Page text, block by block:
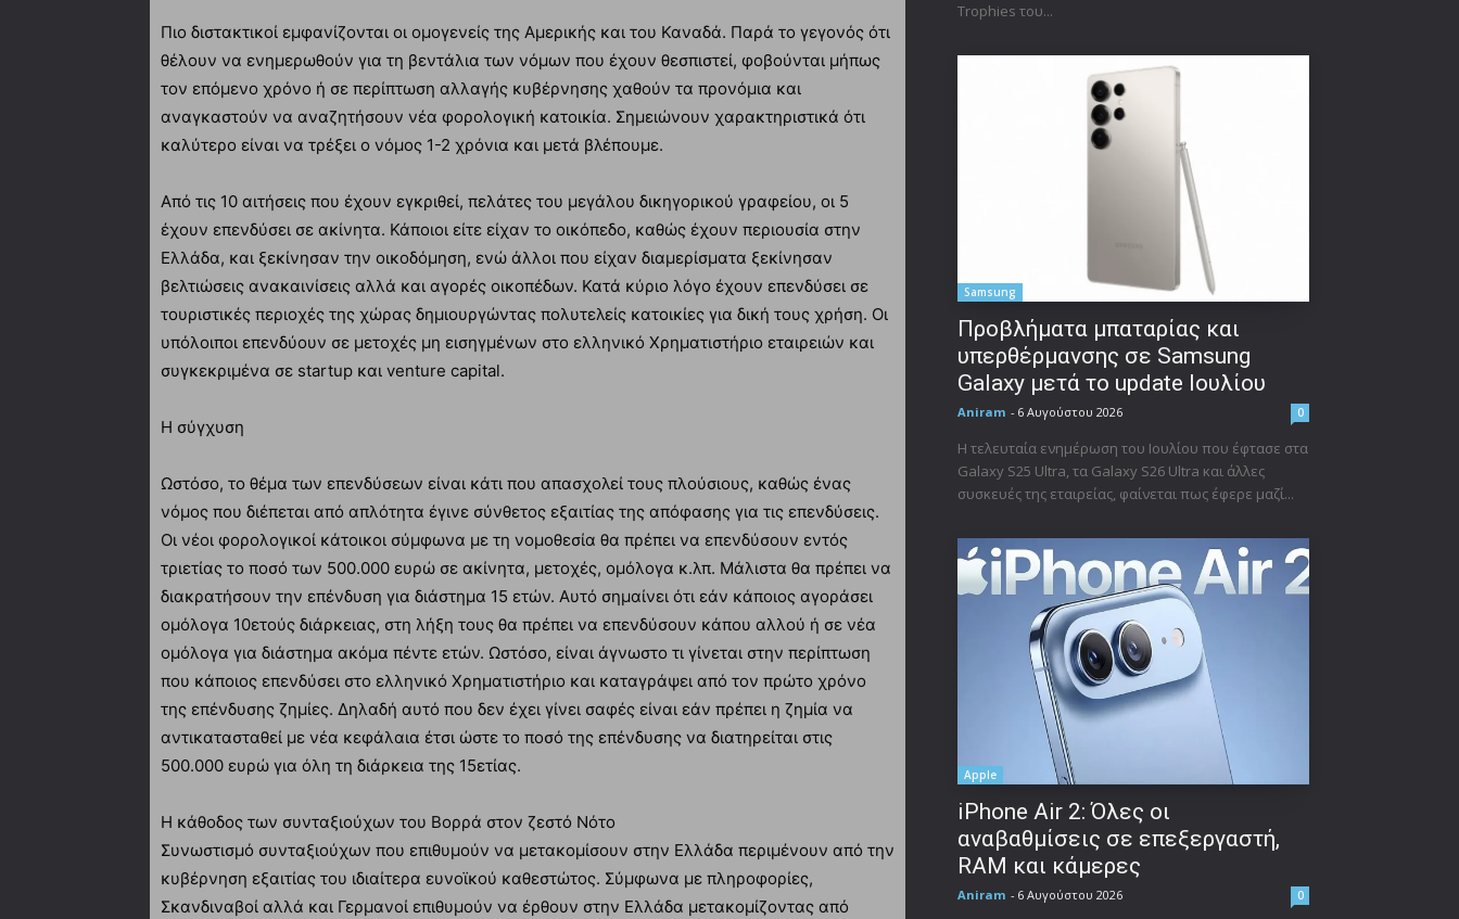
Πιο διστακτικοί εμφανίζονται οι ομογενείς της Αμερικής και του Καναδά. Παρά το γεγονός ότι
θέλουν να ενημερωθούν για τη βεντάλια των νόμων που έχουν θεσπιστεί, φοβούνται μήπως
τον επόμενο χρόνο ή σε περίπτωση αλλαγής κυβέρνησης χαθούν τα προνόμια και
αναγκαστούν να αναζητήσουν νέα φορολογική κατοικία. Σημειώνουν χαρακτηριστικά ότι
καλύτερο είναι να τρέξει ο νόμος 1-2 χρόνια και μετά βλέπουμε.
Από τις 10 αιτήσεις που έχουν εγκριθεί, πελάτες του μεγάλου δικηγορικού γραφείου, οι 5
έχουν επενδύσει σε ακίνητα. Κάποιοι είτε είχαν το οικόπεδο, καθώς έχουν περιουσία στην
Ελλάδα, και ξεκίνησαν την οικοδόμηση, ενώ άλλοι που είχαν διαμερίσματα ξεκίνησαν
βελτιώσεις ανακαινίσεις αλλά και αγορές οικοπέδων. Κατά κύριο λόγο έχουν επενδύσει σε
τουριστικές περιοχές της χώρας δημιουργώντας πολυτελείς κατοικίες για δική τους χρήση. Οι
υπόλοιποι επενδύουν σε μετοχές μη εισηγμένων στο ελληνικό Χρηματιστήριο εταιρειών και
συγκεκριμένα σε startup και venture capital.
Η σύγχυση
Ωστόσο, το θέμα των επενδύσεων είναι κάτι που απασχολεί τους πλούσιους, καθώς ένας
νόμος που διέπεται από απλότητα έγινε σύνθετος εξαιτίας της απόφασης για τις επενδύσεις.
Οι νέοι φορολογικοί κάτοικοι σύμφωνα με τη νομοθεσία θα πρέπει να επενδύσουν εντός
τριετίας το ποσό των 500.000 ευρώ σε ακίνητα, μετοχές, ομόλογα κ.λπ. Μάλιστα θα πρέπει να
διακρατήσουν την επένδυση για διάστημα 15 ετών. Αυτό σημαίνει ότι εάν κάποιος αγοράσει
ομόλογα 10ετούς διάρκειας, στη λήξη τους θα πρέπει να επενδύσουν κάπου αλλού ή σε νέα
ομόλογα για διάστημα ακόμα πέντε ετών. Ωστόσο, είναι άγνωστο τι γίνεται στην περίπτωση
που κάποιος επενδύσει στο ελληνικό Χρηματιστήριο και καταγράψει από τον πρώτο χρόνο
της επένδυσης ζημίες. Δηλαδή αυτό που δεν έχει γίνει σαφές είναι εάν πρέπει η ζημία να
αντικατασταθεί με νέα κεφάλαια έτσι ώστε το ποσό της επένδυσης να διατηρείται στις
500.000 ευρώ για όλη τη διάρκεια της 15ετίας.
Η κάθοδος των συνταξιούχων του Βορρά στον ζεστό Νότο
Συνωστισμό συνταξιούχων που επιθυμούν να μετακομίσουν στην Ελλάδα περιμένουν από την
κυβέρνηση εξαιτίας του ιδιαίτερα ευνοϊκού καθεστώτος. Σύμφωνα με πληροφορίες,
Σκανδιναβοί αλλά και Γερμανοί επιθυμούν να έρθουν στην Ελλάδα μετακομίζοντας από
Trophies του...
Samsung
Προβλήματα μπαταρίας και
υπερθέρμανσης σε Samsung
Galaxy μετά το update Ιουλίου
Aniram - 6 Αυγούστου 2026 0
Η τελευταία ενημέρωση του Ιουλίου που έφτασε στα
Galaxy S25 Ultra, τα Galaxy S26 Ultra και άλλες
συσκευές της εταιρείας, φαίνεται πως έφερε μαζί...
Apple
iPhone Air 2: Όλες οι
αναβαθμίσεις σε επεξεργαστή,
RAM και κάμερες
Aniram - 6 Αυγούστου 2026 0